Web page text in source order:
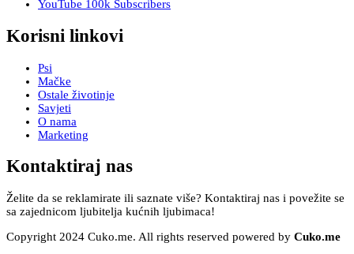
YouTube 100k Subscribers
Korisni linkovi
Psi
Mačke
Ostale životinje
Savjeti
O nama
Marketing
Kontaktiraj nas
Želite da se reklamirate ili saznate više? Kontaktiraj nas i povežite se
sa zajednicom ljubitelja kućnih ljubimaca!
Copyright 2024 Cuko.me. All rights reserved powered by Cuko.me